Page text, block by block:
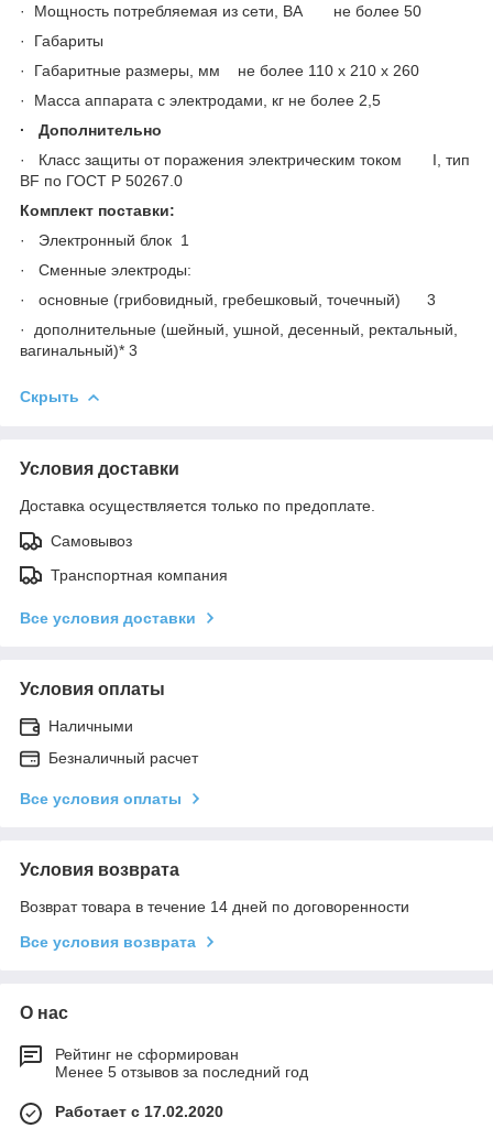
· Мощность потребляемая из сети, ВА не более 50
· Габариты
· Габаритные размеры, мм не более 110 х 210 х 260
· Масса аппарата с электродами, кг не более 2,5
· Дополнительно
· Класс защиты от поражения электрическим током I, тип
ВF по ГОСТ Р 50267.0
Комплект поставки:
· Электронный блок 1
· Сменные электроды:
· основные (грибовидный, гребешковый, точечный) 3
· дополнительные (шейный, ушной, десенный, ректальный,
вагинальный)* 3
Скрыть
Условия доставки
Доставка осуществляется только по предоплате.
Самовывоз
Транспортная компания
Все условия доставки
Условия оплаты
Наличными
Безналичный расчет
Все условия оплаты
Условия возврата
Возврат товара в течение 14 дней по договоренности
Все условия возврата
О нас
Рейтинг не сформирован
Менее 5 отзывов за последний год
Работает с 17.02.2020